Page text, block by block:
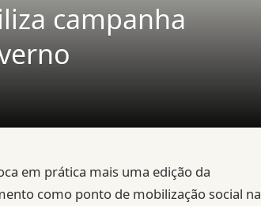
campanha
em prática mais uma edição da
como ponto de mobilização social na